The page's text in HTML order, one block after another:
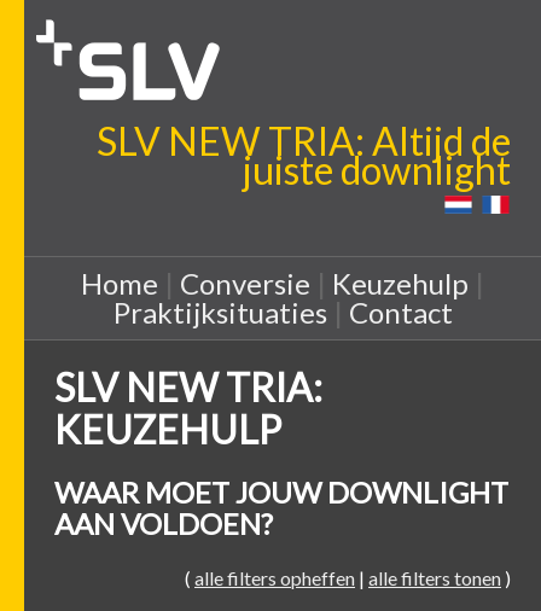
SLV NEW TRIA: Altijd de
juiste downlight
Home | Conversie | Keuzehulp |
Praktijksituaties| Contact
SLV NEW TRIA:
KEUZEHULP
WAAR MOET JOUW DOWNLIGHT
AAN VOLDOEN?
( alle filters opheffen | alle filters tonen )